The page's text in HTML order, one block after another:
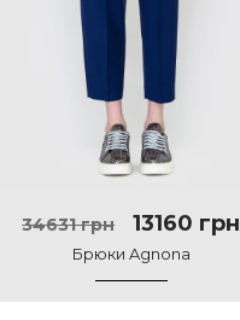
34631 грн 13160 грн
Брюки Agnona